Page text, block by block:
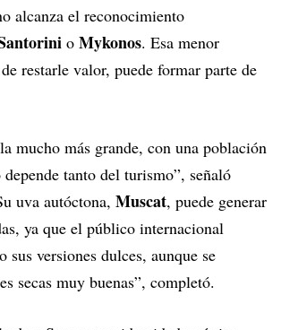
alcanza el reconocimiento
o Mykonos. Esa menor
restarle valor, puede formar parte de
mucho más grande, con una población
tanto del turismo”, señaló
uva autóctona, Muscat, puede generar
ya que el público internacional
sus versiones dulces, aunque se
secas muy buenas”, completó.